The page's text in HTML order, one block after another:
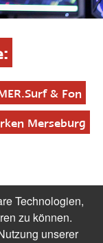
& Fon
Merseburg
Technologien,
zu können.
unserer